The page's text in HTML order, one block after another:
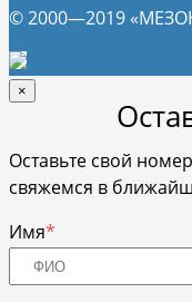
© 2000—2019
×
Оставьте свой
свяжемся в
Имя*